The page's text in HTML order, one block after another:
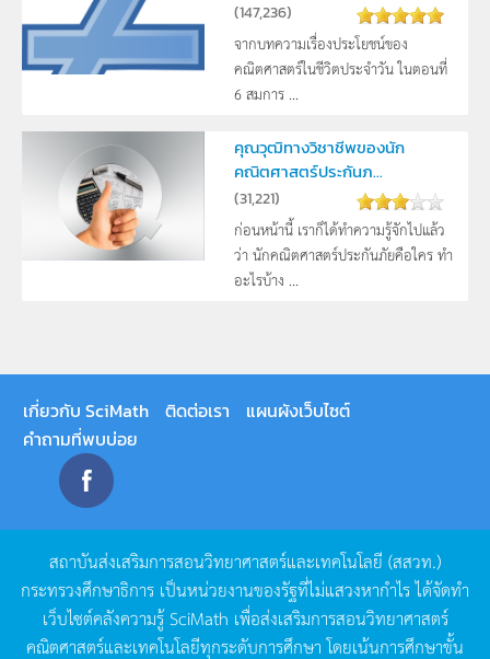
(147,236)
จากบทความเรื่องประโยชน์ของ
คณิตศาสตร์ในชีวิตประจำวัน ในตอนที่
6 สมการ ...
คุณวุฒิทางวิชาชีพของนัก
คณิตศาสตร์ประกันภ...
(31,221)
ก่อนหน้านี้ เราก็ได้ทำความรู้จักไปแล้ว
ว่า นักคณิตศาสตร์ประกันภัยคือใคร ทำ
อะไรบ้าง ...
เกี่ยวกับ SciMath ติดต่อเรา
แผนผังเว็บไซต์
คำถามที่พบบ่อย
สถาบันส่งเสริมการสอนวิทยาศาสตร์และเทคโนโลยี (สสวท.)
กระทรวงศึกษาธิการ เป็นหน่วยงานของรัฐที่ไม่แสวงหากำไรได้จัดทำ
เว็บไซต์คลังความรู้SciMath เพื่อส่งเสริมการสอนวิทยาศาสตร์
คณิตศาสตร์และเทคโนโลยีทุกระดับการศึกษา โดยเน้นการศึกษาขั้น